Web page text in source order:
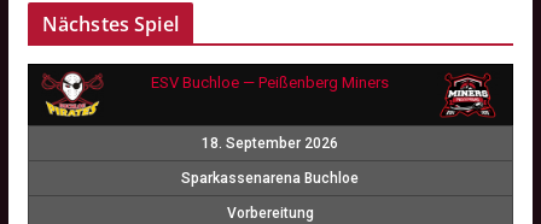
Nächstes Spiel
ESV Buchloe — Peißenberg Miners
18. September 2026
Sparkassenarena Buchloe
Vorbereitung